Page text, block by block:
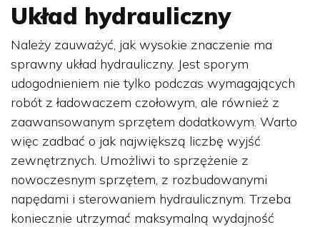
Układ hydrauliczny
Należy zauważyć, jak wysokie znaczenie ma
sprawny układ hydrauliczny. Jest sporym
udogodnieniem nie tylko podczas wymagających
robót z ładowaczem czołowym, ale również z
zaawansowanym sprzętem dodatkowym. Warto
więc zadbać o jak największą liczbę wyjść
zewnętrznych. Umożliwi to sprzężenie z
nowoczesnym sprzętem, z rozbudowanymi
napędami i sterowaniem hydraulicznym. Trzeba
koniecznie utrzymać maksymalną wydajność